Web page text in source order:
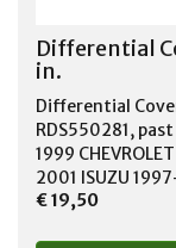
Differential
in.
Differential
RDS550281,
1999
2001 ISUZU
PONTIAC 1964-
€ 19,50